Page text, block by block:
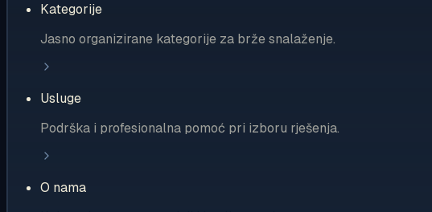
Kategorije
Jasno organizirane kategorije za brže snalaženje.
Usluge
Podrška i profesionalna pomoć pri izboru rješenja.
O nama